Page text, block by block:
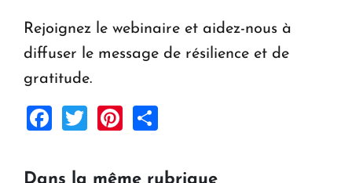
Rejoignez le webinaire et aidez-nous à
diffuser le message de résilience et de
gratitude.
Facebook
TwitterPinterest